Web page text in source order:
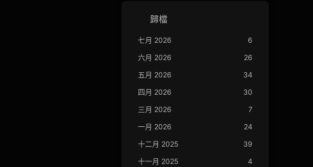
歸檔
七月 2026
6
六月 2026
26
五月 2026
34
四月 2026
30
三月 2026
7
一月 2026
24
十二月 2025
39
十一月 2025
4